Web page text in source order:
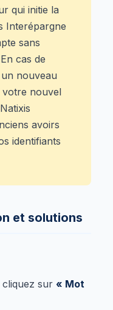
qui initie la
Interépargne
sans
cas de
nouveau
nouvel
avoirs
identifiants
et solutions
sur « Mot